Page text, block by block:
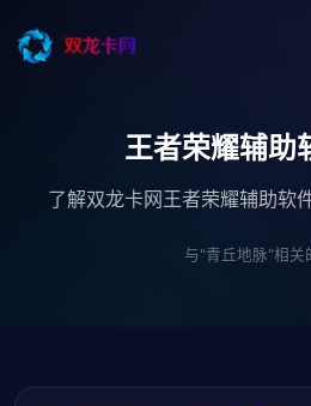
王者荣耀辅助
了解双龙卡网王者荣耀辅助软
与"青丘地脉"相关